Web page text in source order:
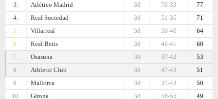
3.
Atlético Madrid 77
70-33
38
4.
Real Sociedad 71
51-35
38
5.
Villarreal 64
59-40
38
6.
Real Betis 60
46-41
38
7.
Osasuna 53
37-42
38
8.
Athletic Club 51
47-43
38
9.
Mallorca 50
37-43
38
10.
Girona 49
58-55
38